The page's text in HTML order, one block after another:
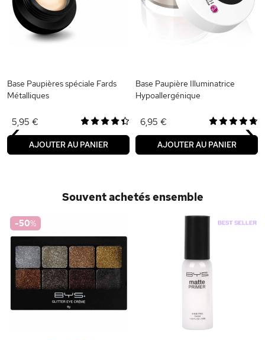
Base Paupières spéciale Fards
Métalliques
5,95 €
AJOUTER AU PANIER
Base Paupière Illuminatrice
Hypoallergénique
6,95 €
AJOUTER AU PANIER
‹ ›
Souvent achetés ensemble
-50%